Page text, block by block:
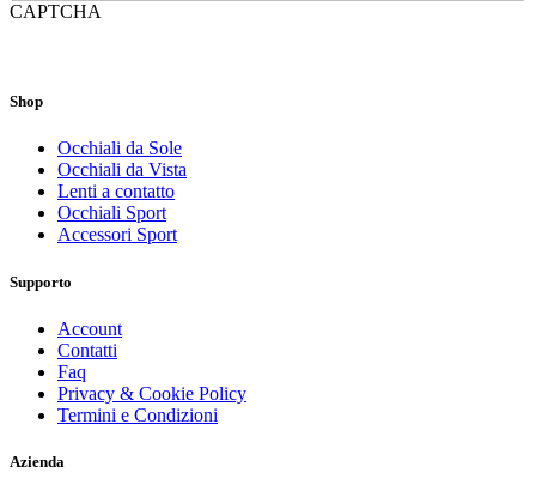
CAPTCHA
Shop
Occhiali da Sole
Occhiali da Vista
Lenti a contatto
Occhiali Sport
Accessori Sport
Supporto
Account
Contatti
Faq
Privacy & Cookie Policy
Termini e Condizioni
Azienda